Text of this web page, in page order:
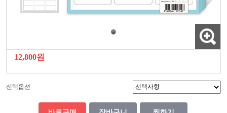
12,800원
선택옵션